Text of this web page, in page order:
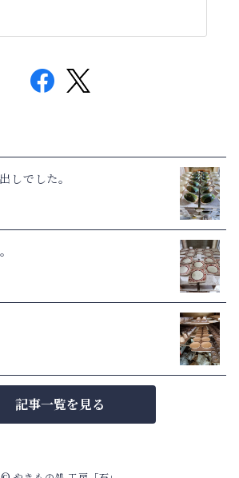
しでした。
記事一覧を見る